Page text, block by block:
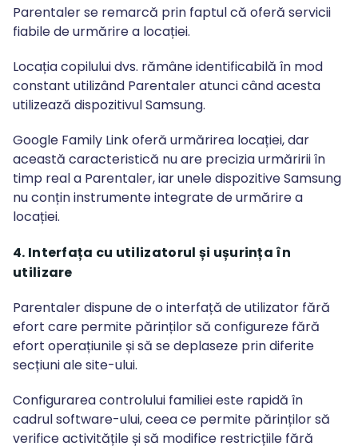
Parentaler se remarcă prin faptul că oferă servicii
fiabile de urmărire a locației.
Locația copilului dvs. rămâne identificabilă în mod
constant utilizând Parentaler atunci când acesta
utilizează dispozitivul Samsung.
Google Family Link oferă urmărirea locației, dar
această caracteristică nu are precizia urmăririi în
timp real a Parentaler, iar unele dispozitive Samsung
nu conțin instrumente integrate de urmărire a
locației.
4. Interfața cu utilizatorul și ușurința în
utilizare
Parentaler dispune de o interfață de utilizator fără
efort care permite părinților să configureze fără
efort operațiunile și să se deplaseze prin diferite
secțiuni ale site-ului.
Configurarea controlului familiei este rapidă în
cadrul software-ului, ceea ce permite părinților să
verifice activitățile și să modifice restricțiile fără